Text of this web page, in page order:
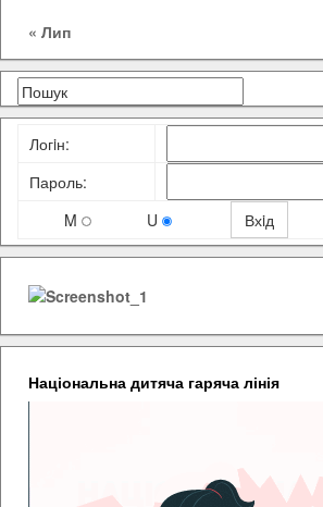
« Лип
Логiн:
Пароль:
M
U
Національна дитяча гаряча лінія